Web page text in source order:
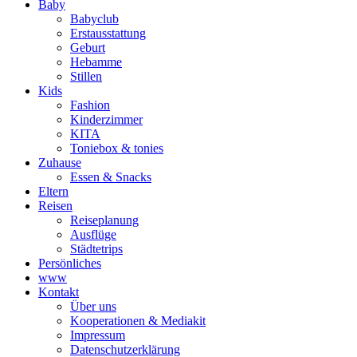
Baby
Babyclub
Erstausstattung
Geburt
Hebamme
Stillen
Kids
Fashion
Kinderzimmer
KITA
Toniebox & tonies
Zuhause
Essen & Snacks
Eltern
Reisen
Reiseplanung
Ausflüge
Städtetrips
Persönliches
www
Kontakt
Über uns
Kooperationen & Mediakit
Impressum
Datenschutzerklärung